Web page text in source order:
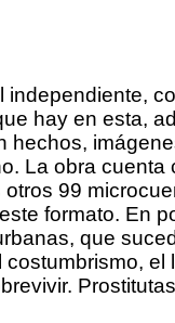
independiente,
hay en esta,
La obra
99
formato. En
que